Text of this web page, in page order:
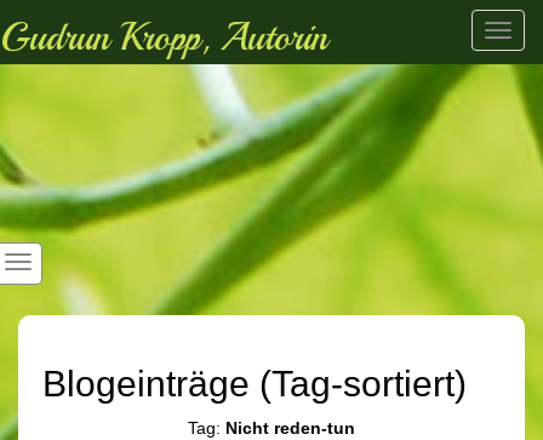
Gudrun Kropp, Autorin
Blogeinträge (Tag-sortiert)
Tag: Nicht reden-tun